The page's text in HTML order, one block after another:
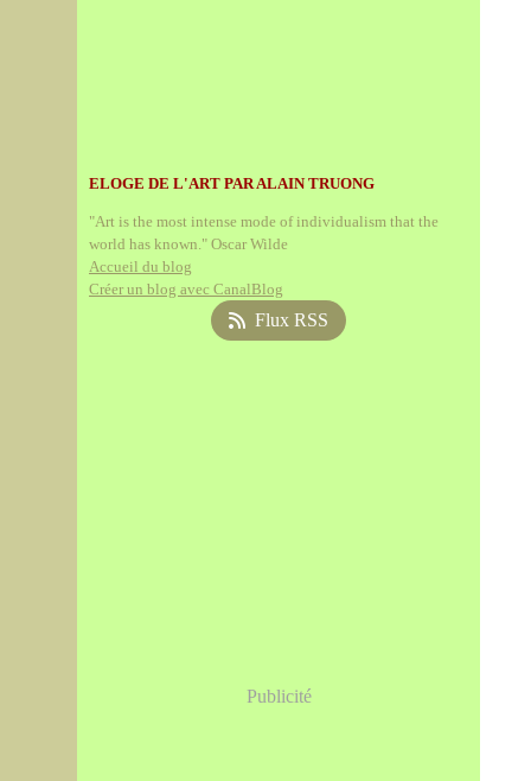
ELOGE DE L'ART PAR ALAIN TRUONG
"Art is the most intense mode of individualism that the
world has known." Oscar Wilde
Accueil du blog
Créer un blog avec CanalBlog
Flux RSS
Publicité